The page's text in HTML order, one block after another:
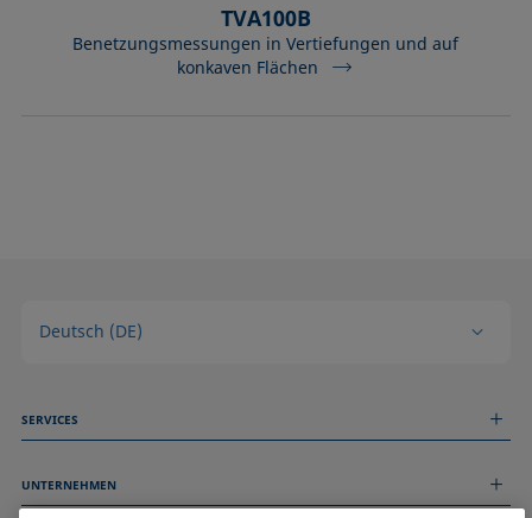
TVA100B
Benetzungsmessungen in Vertiefungen und auf
konkaven Flächen
Deutsch (DE)
SERVICES
Technischer Service
UNTERNEHMEN